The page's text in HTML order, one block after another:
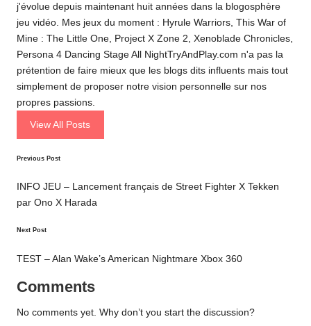
j'évolue depuis maintenant huit années dans la blogosphère
jeu vidéo. Mes jeux du moment : Hyrule Warriors, This War of
Mine : The Little One, Project X Zone 2, Xenoblade Chronicles,
Persona 4 Dancing Stage All NightTryAndPlay.com n'a pas la
prétention de faire mieux que les blogs dits influents mais tout
simplement de proposer notre vision personnelle sur nos
propres passions.
View All Posts
Post
navigation
Previous Post
INFO JEU – Lancement français de Street Fighter X Tekken
par Ono X Harada
Next Post
TEST – Alan Wake’s American Nightmare Xbox 360
Comments
No comments yet. Why don’t you start the discussion?